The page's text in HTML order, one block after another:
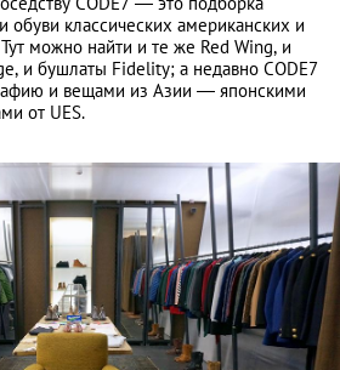
обуви классических американских и
можно найти и те же Red Wing, и
и бушлаты Fidelity; а недавно CODE7
и вещами из Азии — японскими
от UES.